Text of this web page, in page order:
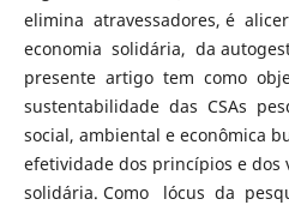
elimina atravessadores, é
economia solidária, da
presente artigo tem como
sustentabilidade das CSAs
social, ambiental e econômica
efetividade dos princípios e dos
solidária. Como lócus da